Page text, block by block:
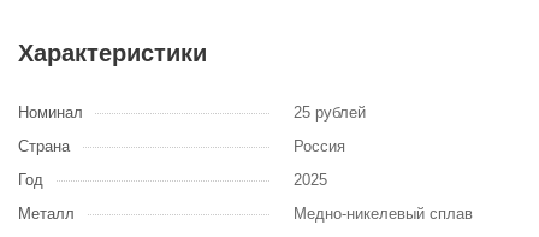
Характеристики
Номинал
25 рублей
Страна
Россия
Год
2025
Металл
Медно-никелевый сплав